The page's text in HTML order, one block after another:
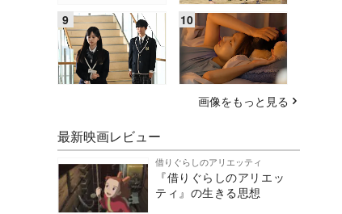
画像をもっと見る
最新映画レビュー
借りぐらしのアリエッティ
『借りぐらしのアリエッ
ティ』の生きる思想